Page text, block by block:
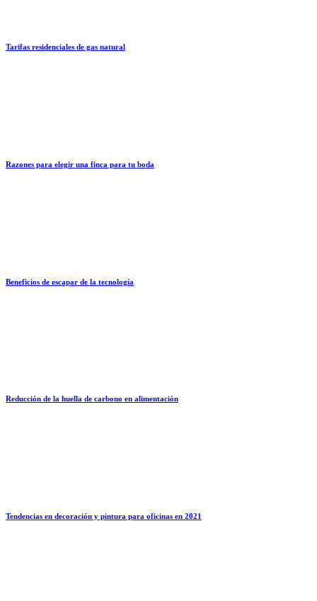
Tarifas residenciales de gas natural
Razones para elegir una finca para tu boda
Beneficios de escapar de la tecnología
Reducción de la huella de carbono en alimentación
Tendencias en decoración y pintura para oficinas en 2021